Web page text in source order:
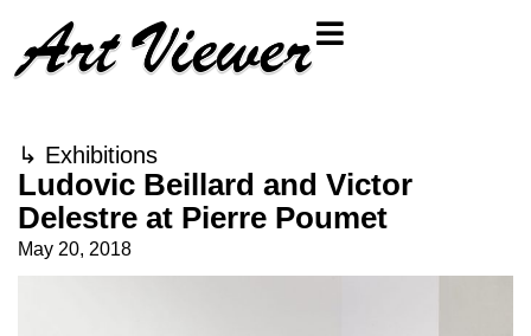
↳ Exhibitions
Ludovic Beillard and Victor
Delestre at Pierre Poumet
May 20, 2018